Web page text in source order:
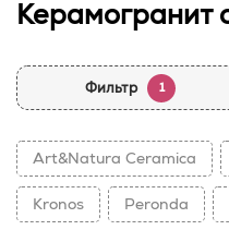
Керамогранит
Фильтр 1
Art&Natura Ceramica
Kronos Peronda